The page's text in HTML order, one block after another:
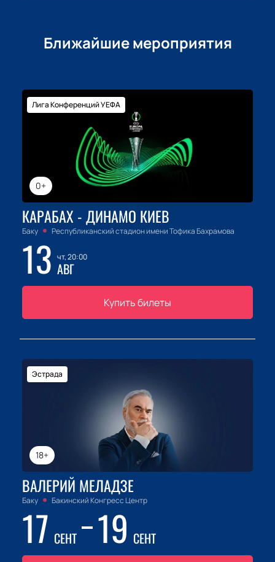
Ближайшие мероприятия
0+
Лига Конференций УЕФА
КАРАБАХ - ДИНАМО КИЕВ
Баку Республиканский стадион имени Тофика Бахрамова
13 чт, 20:00
АВГ
Купить билеты
18+
Эстрада
ВАЛЕРИЙ МЕЛАДЗЕ
Баку Бакинский Конгресс Центр
17 СЕНТ 19 СЕНТ